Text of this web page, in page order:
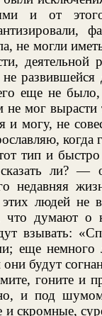
и от
не могли
развившейся
еще не
не мог
и могу, не
тип и
ли? —
недавняя
людей не
что думают о
взывать:
еще
они будут
гоните и
и под
и скромные,